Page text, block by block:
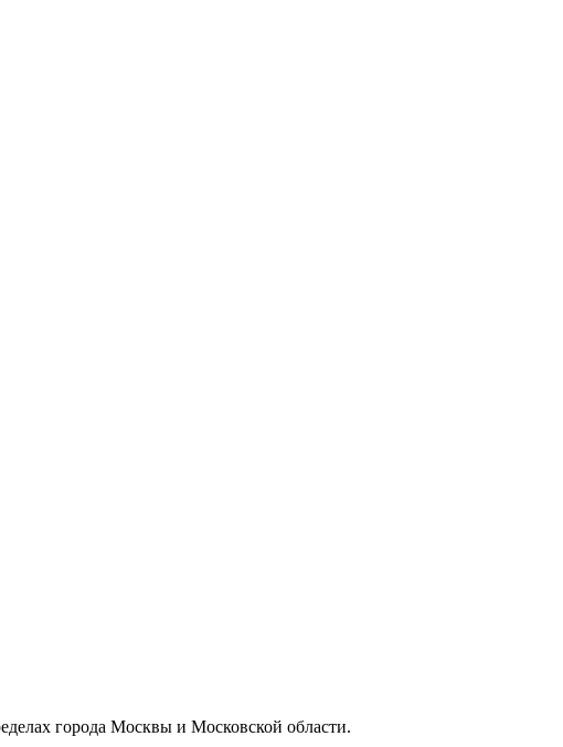
города Москвы и Московской области.